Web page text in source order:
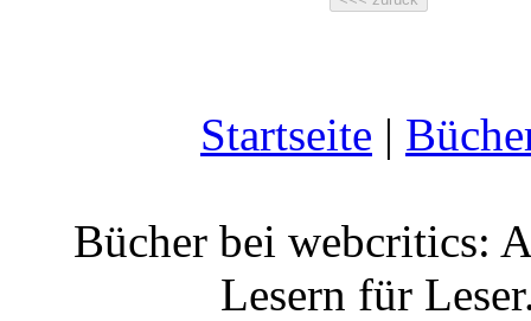
Startseite |
Bücher bei webcritics:
Lesern für